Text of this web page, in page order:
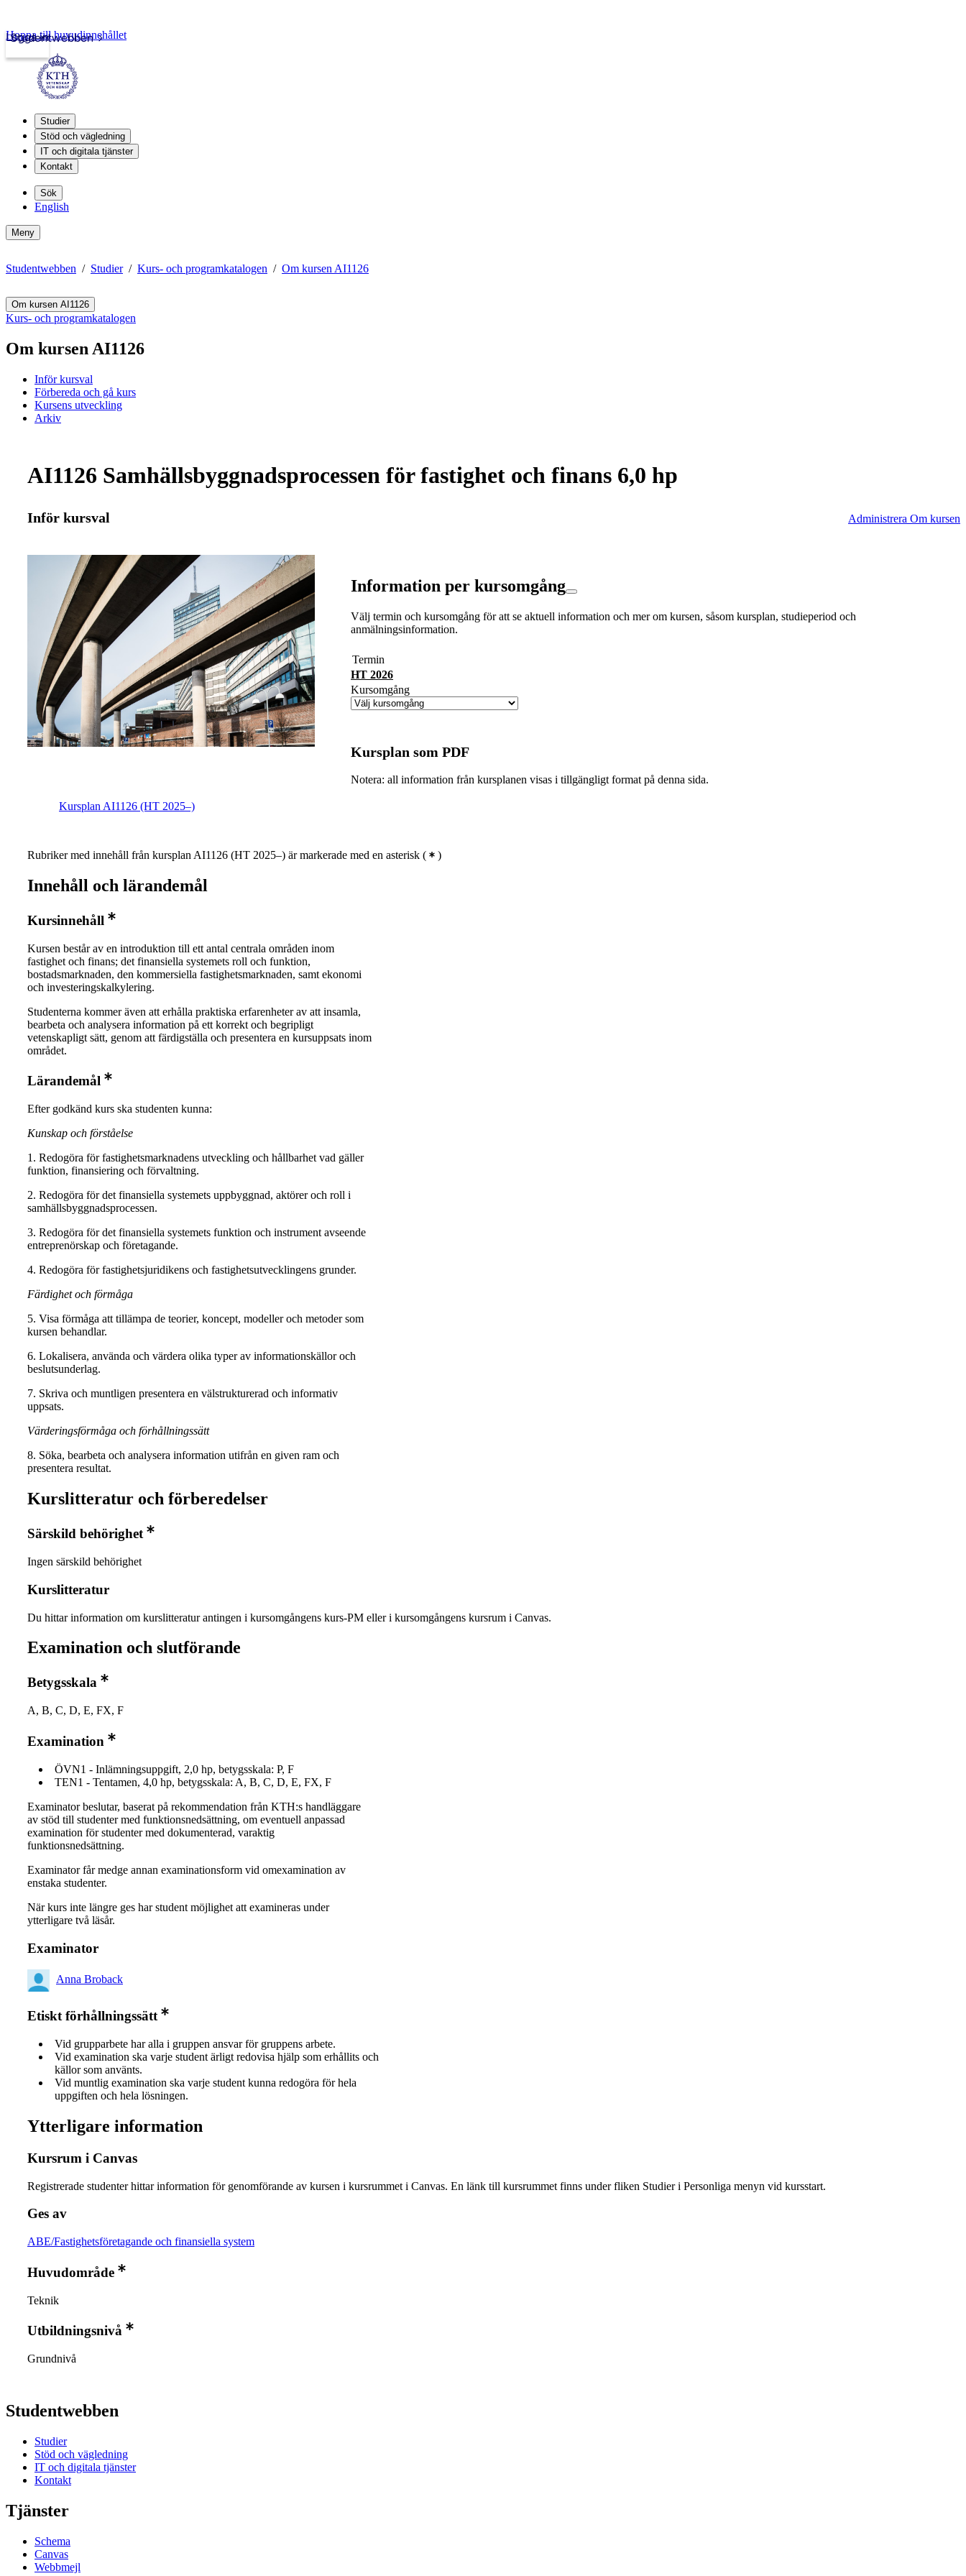
Studentwebben
Logga in
Hoppa till huvudinnehållet
Studier
Stöd och vägledning
IT och digitala tjänster
Kontakt
Sök
English
Meny
Studentwebben Studier Kurs- och programkatalogen Om kursen AI1126
Om kursen AI1126
Kurs- och programkatalogen
Om kursen AI1126
Inför kursval
Förbereda och gå kurs
Kursens utveckling
Arkiv
AI1126 Samhällsbyggnadsprocessen för fastighet och finans 6,0 hp
Inför kursval Administrera Om kursen
Information per kursomgång
Välj termin och kursomgång för att se aktuell information och mer om kursen, såsom kursplan, studieperiod och
anmälningsinformation.
Termin
HT 2026
Kursomgång
Kursplan som PDF
Notera: all information från kursplanen visas i tillgängligt format på denna sida.
Kursplan AI1126 (HT 2025–)
Rubriker med innehåll från kursplan AI1126 (HT 2025–) är markerade med en asterisk ( )
Innehåll och lärandemål
Kursinnehåll
Kursen består av en introduktion till ett antal centrala områden inom
fastighet och finans; det finansiella systemets roll och funktion,
bostadsmarknaden, den kommersiella fastighetsmarknaden, samt ekonomi
och investeringskalkylering.
Studenterna kommer även att erhålla praktiska erfarenheter av att insamla,
bearbeta och analysera information på ett korrekt och begripligt
vetenskapligt sätt, genom att färdigställa och presentera en kursuppsats inom
området.
Lärandemål
Efter godkänd kurs ska studenten kunna:
Kunskap och förståelse
1. Redogöra för fastighetsmarknadens utveckling och hållbarhet vad gäller
funktion, finansiering och förvaltning.
2. Redogöra för det finansiella systemets uppbyggnad, aktörer och roll i
samhällsbyggnadsprocessen.
3. Redogöra för det finansiella systemets funktion och instrument avseende
entreprenörskap och företagande.
4. Redogöra för fastighetsjuridikens och fastighetsutvecklingens grunder.
Färdighet och förmåga
5. Visa förmåga att tillämpa de teorier, koncept, modeller och metoder som
kursen behandlar.
6. Lokalisera, använda och värdera olika typer av informationskällor och
beslutsunderlag.
7. Skriva och muntligen presentera en välstrukturerad och informativ
uppsats.
Värderingsförmåga och förhållningssätt
8. Söka, bearbeta och analysera information utifrån en given ram och
presentera resultat.
Kurslitteratur och förberedelser
Särskild behörighet
Ingen särskild behörighet
Kurslitteratur
Du hittar information om kurslitteratur antingen i kursomgångens kurs-PM eller i kursomgångens kursrum i Canvas.
Examination och slutförande
Betygsskala
A, B, C, D, E, FX, F
Examination
ÖVN1 - Inlämningsuppgift, 2,0 hp, betygsskala: P, F
TEN1 - Tentamen, 4,0 hp, betygsskala: A, B, C, D, E, FX, F
Examinator beslutar, baserat på rekommendation från KTH:s handläggare
av stöd till studenter med funktionsnedsättning, om eventuell anpassad
examination för studenter med dokumenterad, varaktig
funktionsnedsättning.
Examinator får medge annan examinationsform vid omexamination av
enstaka studenter.
När kurs inte längre ges har student möjlighet att examineras under
ytterligare två läsår.
Examinator
Anna Broback
Etiskt förhållningssätt
Vid grupparbete har alla i gruppen ansvar för gruppens arbete.
Vid examination ska varje student ärligt redovisa hjälp som erhållits och
källor som använts.
Vid muntlig examination ska varje student kunna redogöra för hela
uppgiften och hela lösningen.
Ytterligare information
Kursrum i Canvas
Registrerade studenter hittar information för genomförande av kursen i kursrummet i Canvas. En länk till kursrummet finns under fliken Studier i Personliga menyn vid kursstart.
Ges av
ABE/Fastighetsföretagande och finansiella system
Huvudområde
Teknik
Utbildningsnivå
Grundnivå
Studentwebben
Studier
Stöd och vägledning
IT och digitala tjänster
Kontakt
Tjänster
Schema
Canvas
Webbmejl